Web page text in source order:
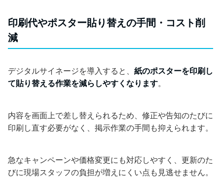
印刷代やポスター貼り替えの手間・コスト削
減
デジタルサイネージを導入すると、 紙のポスターを印刷し
て貼り替える作業を減らしやすくなります。
内容を画面上で差し替えられるため、修正や告知のたびに
印刷し直す必要がなく、掲示作業の手間も抑えられます。
急なキャンペーンや価格変更にも対応しやすく、更新のた
びに現場スタッフの負担が増えにくい点も見逃せません。